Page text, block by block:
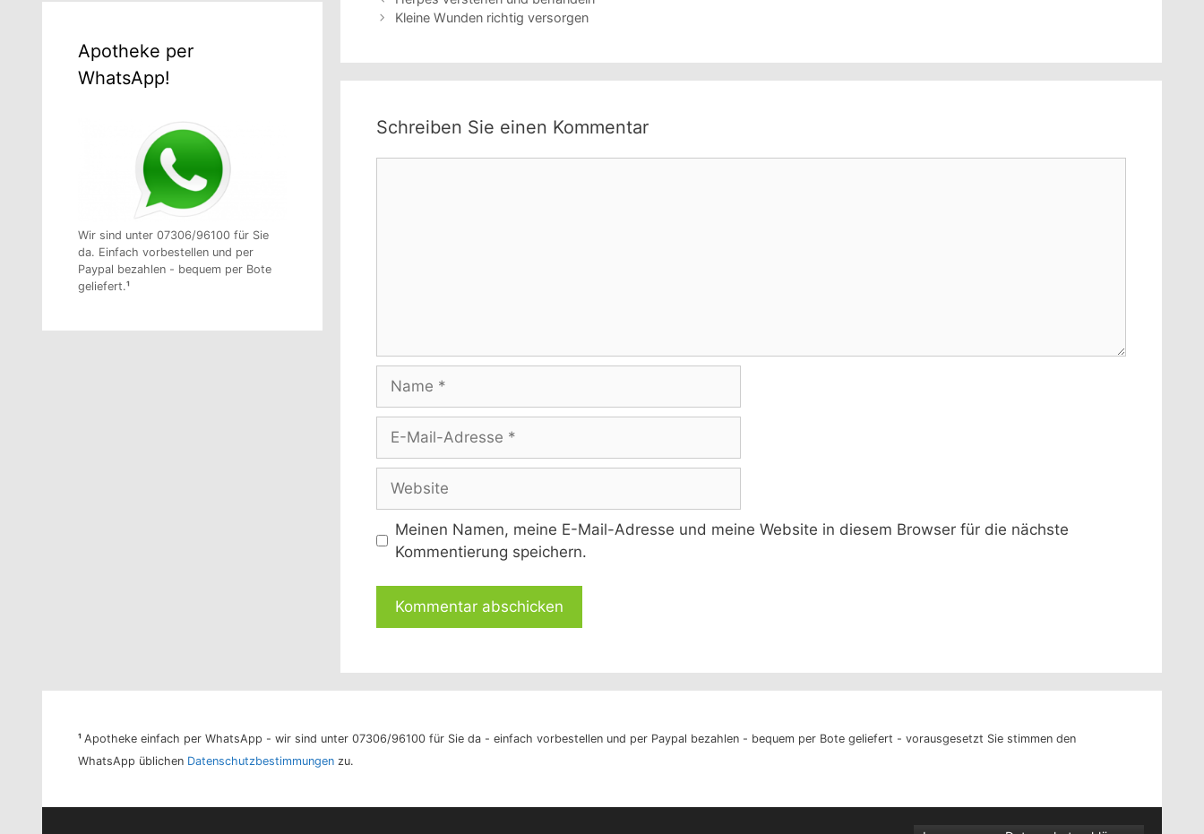
Kleine Wunden richtig versorgen
Schreiben Sie einen Kommentar
Mail-
Adresse
Meinen Namen, meine E-Mail-Adresse und meine Website in diesem Browser für die nächste
Kommentierung speichern.
Apotheke per
WhatsApp!
Wir sind unter 07306/96100 für Sie
da. Einfach vorbestellen und per
Paypal bezahlen - bequem per Bote
geliefert.¹
¹ Apotheke einfach per WhatsApp - wir sind unter 07306/96100 für Sie da - einfach vorbestellen und per Paypal bezahlen - bequem per Bote geliefert - vorausgesetzt Sie stimmen den
WhatsApp üblichen Datenschutzbestimmungen zu.